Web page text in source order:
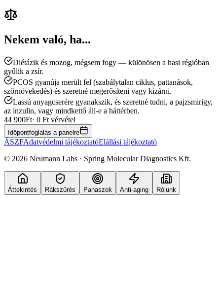
Nekem való, ha...
Diétázik és mozog, mégsem fogy — különösen a hasi régióban
gyűlik a zsír.
PCOS gyanúja merült fel (szabálytalan ciklus, pattanások,
szőrnövekedés) és szeretné megerősíteni vagy kizárni.
Lassú anyagcserére gyanakszik, és szeretné tudni, a pajzsmirigy,
az inzulin, vagy mindkettő áll-e a háttérben.
44 900Ft· 0 Ft vérvétel
Időpontfoglalás a panelre
ÁSZFAdatvédelmi tájékoztatóElállási tájékoztató
© 2026 Neumann Labs · Spring Molecular Diagnostics Kft.
Áttekintés Rákszűrés Panaszok Anti-aging Rólunk